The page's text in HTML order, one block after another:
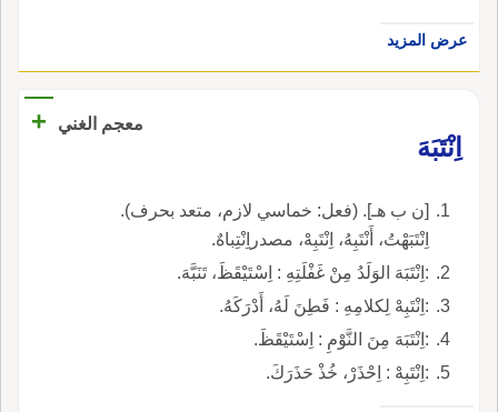
عرض المزيد
معجم الغني
+
اِنْتَبَهَ
[ن ب هـ]. (فعل: خماسي لازم، متعد بحرف).
اِنْتَبَهْتُ، أَنْتَبِهُ، اِنْتَبِهْ، مصدراِنْتِباهٌ.
:اِنْتَبَهَ الوَلَدُ مِنْ غَفْلَتِهِ : اِسْتَيْقَظَ، تَنَبَّهَ.
:اِنْتَبِهْ لِكلامِهِ : فَطِنَ لَهُ، أَدْرَكَهُ.
:اِنْتَبَهَ مِنَ النَّوْمِ : اِسْتَيْقَظَ.
:اِنْتَبِهْ : اِحْذَرْ، خُذْ حَذَرَكَ.